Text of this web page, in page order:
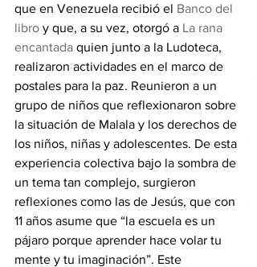
que en Venezuela recibió el Banco del
libro y que, a su vez, otorgó a La rana
encantada quien junto a la Ludoteca,
realizaron actividades en el marco de
postales para la paz. Reunieron a un
grupo de niños que reflexionaron sobre
la situación de Malala y los derechos de
los niños, niñas y adolescentes. De esta
experiencia colectiva bajo la sombra de
un tema tan complejo, surgieron
reflexiones como las de Jesús, que con
11 años asume que “la escuela es un
pájaro porque aprender hace volar tu
mente y tu imaginación”. Este